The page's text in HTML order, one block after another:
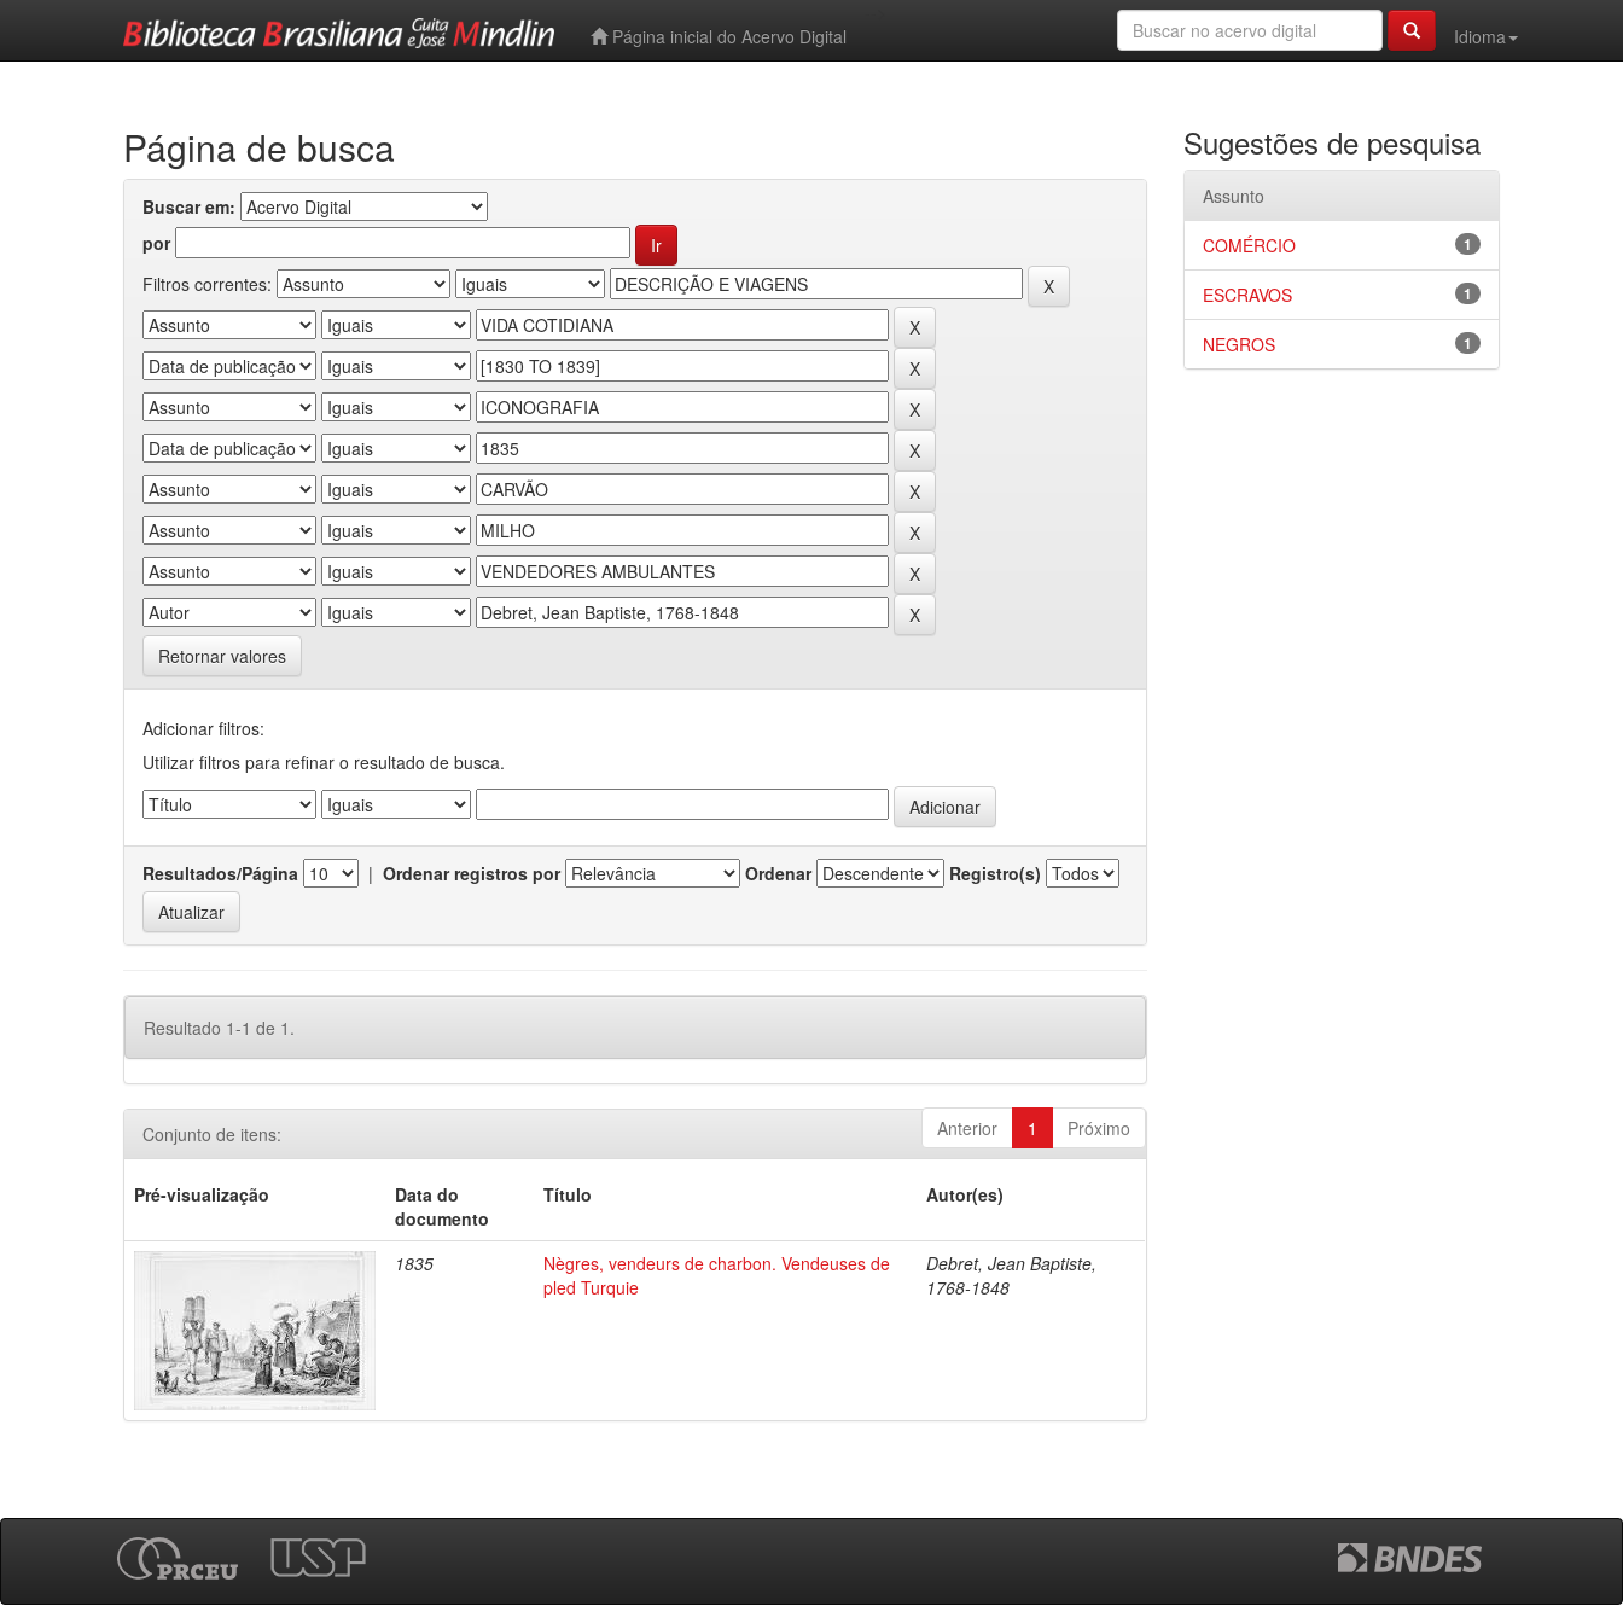
Página inicial do Acervo Digital
Idioma
Página de busca
Buscar em:
por
Filtros correntes:
Retornar valores
Adicionar filtros:
Utilizar filtros para refinar o resultado de busca.
Resultados/Página | Ordenar registros por Ordenar Registro(s)
Resultado 1-1 de 1.
Anterior 1 Próximo
Conjunto de itens:
Pré-visualização
Data do
documento
Título Autor(es)
1835
Nègres, vendeurs de charbon. Vendeuses de
pled Turquie
Debret, Jean Baptiste,
1768-1848
Sugestões de pesquisa
Assunto
1
COMÉRCIO
1
ESCRAVOS
1
NEGROS